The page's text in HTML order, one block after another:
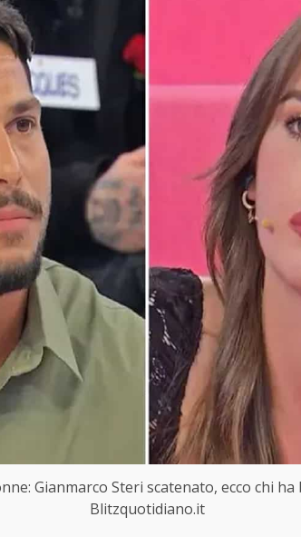
Gianmarco Steri scatenato, ecco chi
Blitzquotidiano.it